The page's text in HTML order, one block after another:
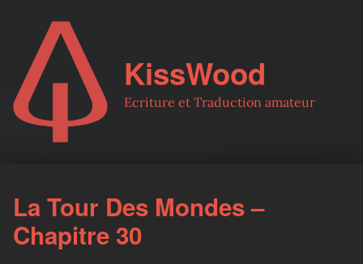
KissWood
Ecriture et Traduction amateur
La Tour Des Mondes –
Chapitre 30